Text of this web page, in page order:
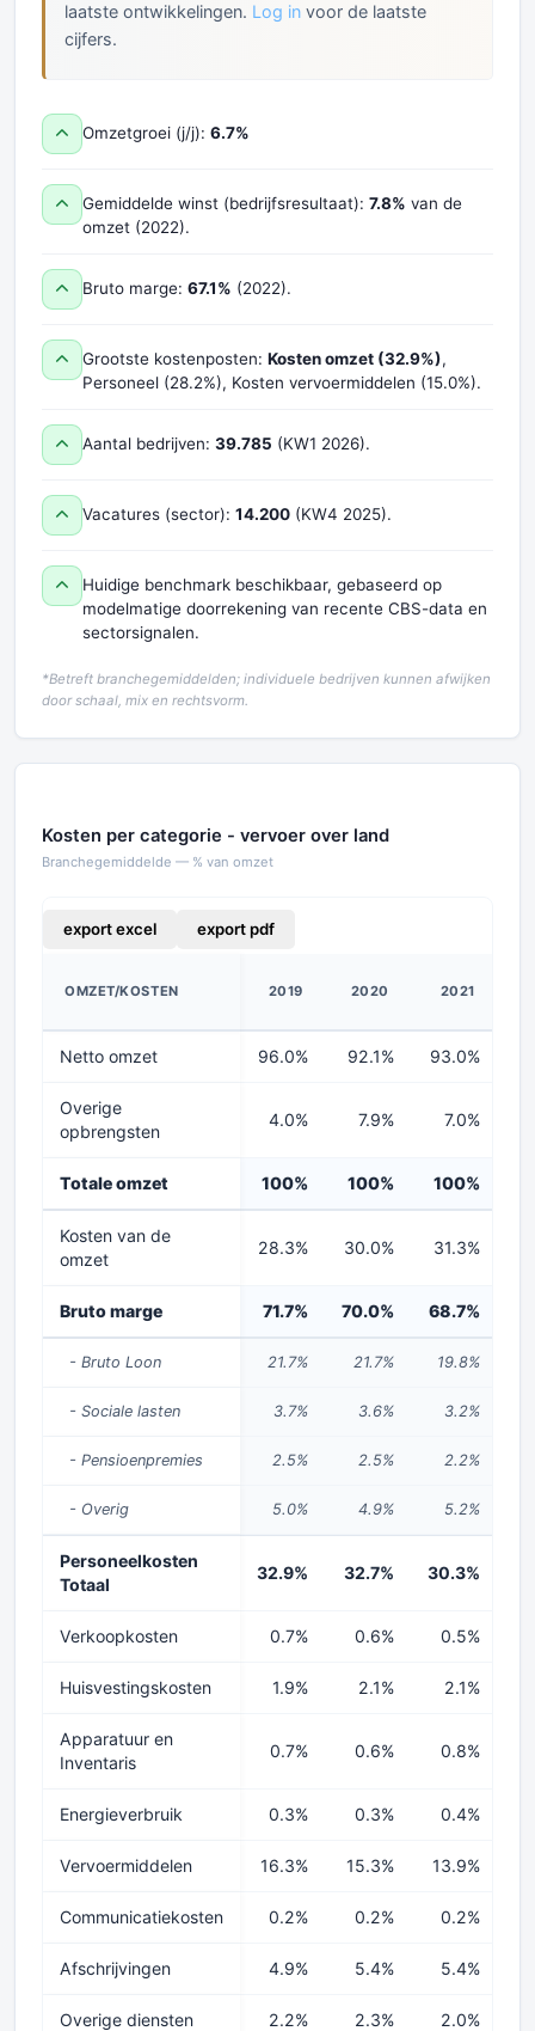
laatste ontwikkelingen. Log in voor de laatste
cijfers.
Omzetgroei (j/j): 6.7%
Gemiddelde winst (bedrijfsresultaat): 7.8% van de
omzet (2022).
Bruto marge: 67.1% (2022).
Grootste kostenposten: Kosten omzet (32.9%),
Personeel (28.2%), Kosten vervoermiddelen (15.0%).
Aantal bedrijven: 39.785 (KW1 2026).
Vacatures (sector): 14.200 (KW4 2025).
Huidige benchmark beschikbaar, gebaseerd op
modelmatige doorrekening van recente CBS-data en
sectorsignalen.
*Betreft branchegemiddelden; individuele bedrijven kunnen afwijken
door schaal, mix en rechtsvorm.
Kosten per categorie - vervoer over land
Branchegemiddelde — % van omzet
export excel export pdf
OMZET/KOSTEN 2019 2020 2021
Netto omzet 96.0% 92.1% 93.0%
Overige
opbrengsten
4.0% 7.9% 7.0%
Totale omzet 100% 100% 100%
Kosten van de
omzet
28.3% 30.0% 31.3%
Bruto marge 71.7% 70.0% 68.7%
- Bruto Loon 21.7% 21.7% 19.8%
- Sociale lasten 3.7% 3.6% 3.2%
- Pensioenpremies 2.5% 2.5% 2.2%
- Overig 5.0% 4.9% 5.2%
Personeelkosten
Totaal
32.9% 32.7% 30.3%
Verkoopkosten 0.7% 0.6% 0.5%
Huisvestingskosten 1.9% 2.1% 2.1%
Apparatuur en
Inventaris
0.7% 0.6% 0.8%
Energieverbruik 0.3% 0.3% 0.4%
Vervoermiddelen 16.3% 15.3% 13.9%
Communicatiekosten 0.2% 0.2% 0.2%
Afschrijvingen 4.9% 5.4% 5.4%
Overige diensten 2.2% 2.3% 2.0%